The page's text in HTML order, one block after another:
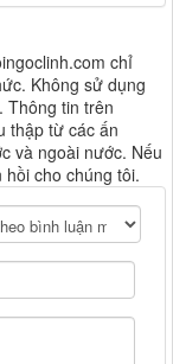
chỉ
Không sử dụng
Thông tin trên
thập từ các ấn
và ngoài nước. Nếu
cho chúng tôi.